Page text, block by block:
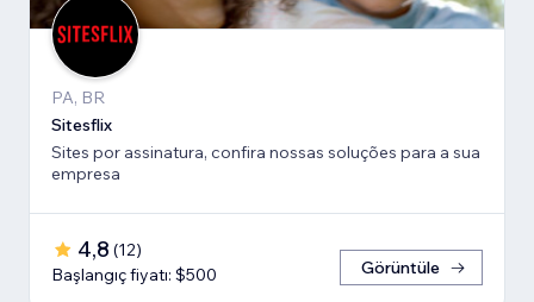
PA, BR
Sitesflix
Sites por assinatura, confira nossas soluções para a sua
empresa
4,8 (12)
Başlangıç fiyatı: $500
Görüntüle